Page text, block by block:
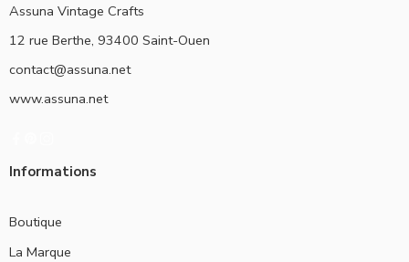
Assuna Vintage Crafts
12 rue Berthe, 93400 Saint-Ouen
contact@assuna.net
www.assuna.net
Informations
Boutique
La Marque